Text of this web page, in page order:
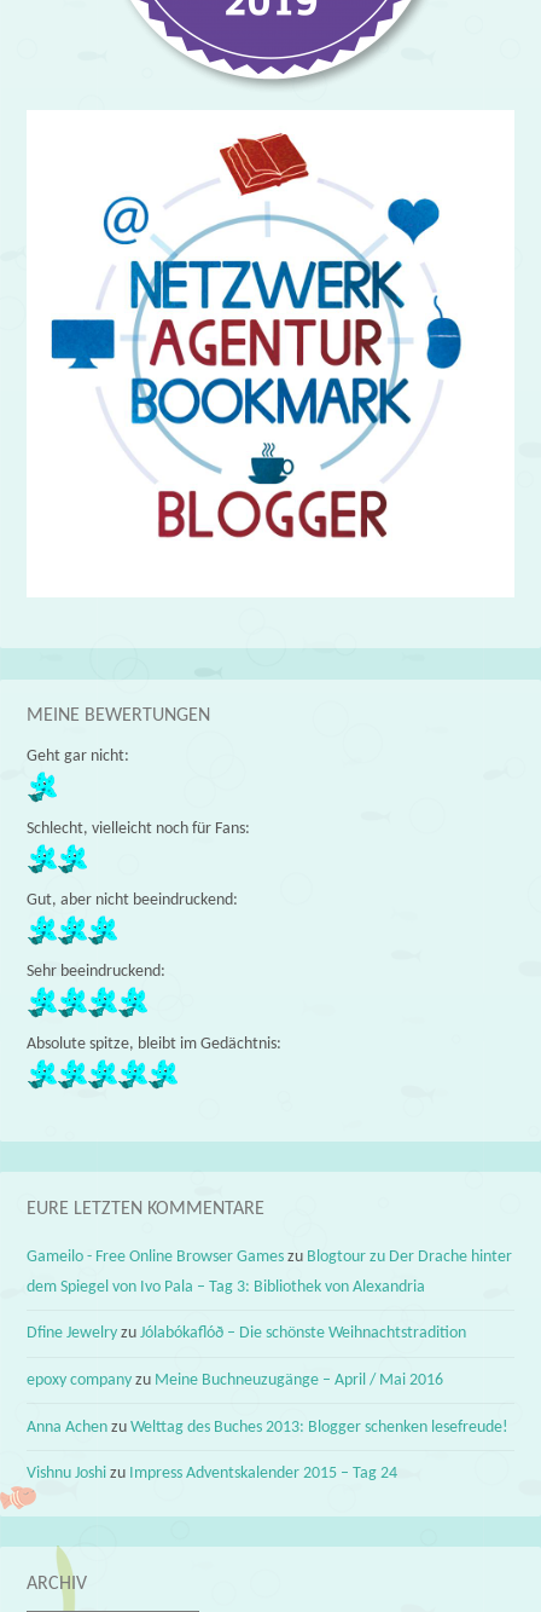
MEINE BEWERTUNGEN
Geht gar nicht:
Schlecht, vielleicht noch für Fans:
Gut, aber nicht beeindruckend:
Sehr beeindruckend:
Absolute spitze, bleibt im Gedächtnis:
EURE LETZTEN KOMMENTARE
Gameilo - Free Online Browser Games zu Blogtour zu Der Drache hinter
dem Spiegel von Ivo Pala – Tag 3: Bibliothek von Alexandria
Dfine Jewelry zuJólabókaflóð – Die schönste Weihnachtstradition
epoxy company zu Meine Buchneuzugänge – April / Mai 2016
Anna Achen zuWelttag des Buches 2013: Blogger schenken lesefreude!
Vishnu Joshi zu Impress Adventskalender 2015 – Tag 24
ARCHIV